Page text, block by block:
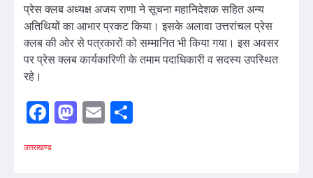
प्रेस क्लब अध्यक्ष अजय राणा ने सूचना महानिदेशक सहित अन्य
अतिथियों का आभार प्रकट किया। इसके अलावा उत्तरांचल प्रेस
क्लब की ओर से पत्रकारों को सम्मानित भी किया गया। इस अवसर
पर प्रेस क्लब कार्यकारिणी के तमाम पदाधिकारी व सदस्य उपस्थित
रहे।
Facebook
Mastodon
Email
उत्तराखण्ड